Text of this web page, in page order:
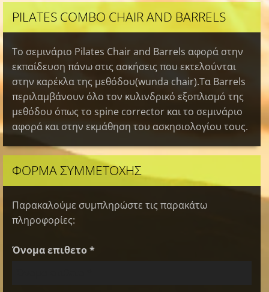
PILATES COMBO CHAIR AND BARRELS
Το σεμινάριο Pilates Chair and Barrels αφορά στην
εκπαίδευση πάνω στις ασκήσεις που εκτελούνται
στην καρέκλα της μεθόδου(wunda chair).Τα Barrels
περιλαμβάνουν όλο τον κυλινδρικό εξοπλισμό της
μεθόδου όπως το spine corrector και το σεμινάριο
αφορά και στην εκμάθηση του ασκησιολογίου τους.
ΦΌΡΜΑ ΣΥΜΜΕΤΟΧΉΣ
Παρακαλούμε συμπληρώστε τις παρακάτω
πληροφορίες:
Όνομα επιθετο *